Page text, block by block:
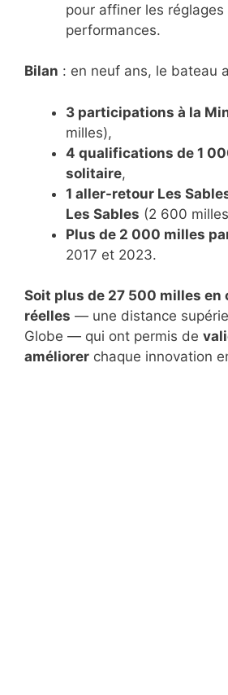
pour affiner les
performances.
Bilan : en neuf ans, le bateau
3 participations à la
milles),
4 qualifications de 1
solitaire,
1 aller-retour Les
Les Sables (2 600
Plus de 2 000 milles
2017 et 2023.
Soit plus de 27 500 milles en
réelles — une distance
Globe — qui ont permis de
améliorer chaque innovation